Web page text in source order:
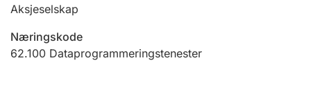
Andre tema
Aksjeselskap
Næringskode
62.100 Dataprogrammeringstenester